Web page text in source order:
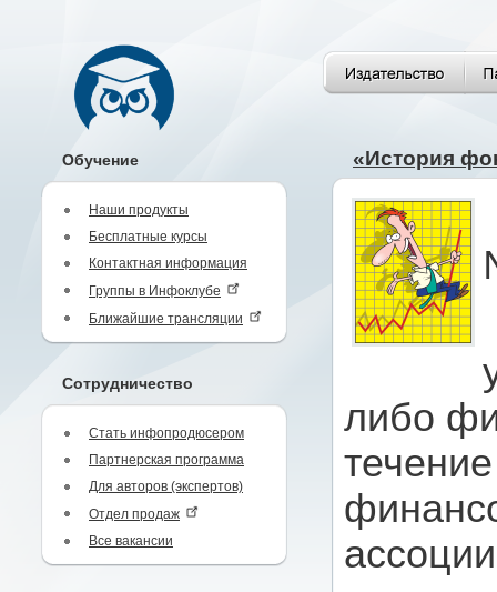
Обучение
Наши продукты
Бесплатные курсы
Контактная информация
Группы в Инфоклубе
Ближайшие трансляции
Сотрудничество
Стать инфопродюсером
Партнерская программа
Для авторов (экспертов)
Отдел продаж
Все вакансии
«История
либо